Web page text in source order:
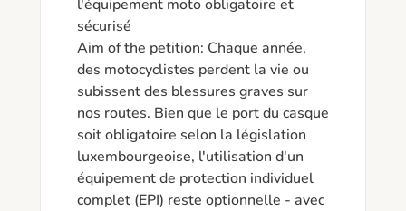
l'équipement moto obligatoire et
sécurisé
Aim of the petition: Chaque année,
des motocyclistes perdent la vie ou
subissent des blessures graves sur
nos routes. Bien que le port du casque
soit obligatoire selon la législation
luxembourgeoise, l'utilisation d'un
équipement de protection individuel
complet (EPI) reste optionnelle - avec